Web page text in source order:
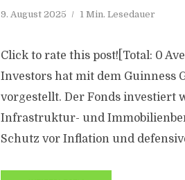
9. August 2025 1 Min. Lesedauer
Click to rate this post![Total: 0
Investors hat mit dem Guinness
vorgestellt. Der Fonds investiert
Infrastruktur- und
Schutz vor Inflation und